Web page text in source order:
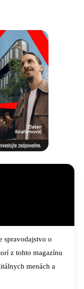
spravodajstvo o
z tohto magazínu
menách a